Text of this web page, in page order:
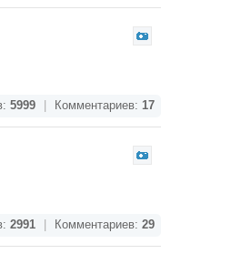
5999 Комментариев: 17
2991 Комментариев: 29